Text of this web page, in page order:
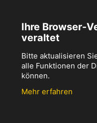
Ihre Browser-
veraltet
Bitte aktualisieren
alle Funktionen der
können.
Mehr erfahren